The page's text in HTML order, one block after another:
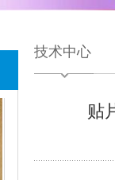
技术中心
贴